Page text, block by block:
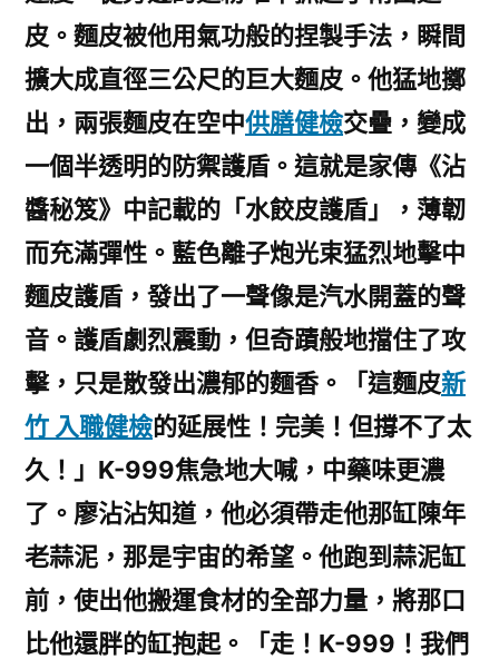
皮。麵皮被他用氣功般的捏製手法，瞬間
擴大成直徑三公尺的巨大麵皮。他猛地擲
出，兩張麵皮在空中供膳健檢交疊，變成
一個半透明的防禦護盾。這就是家傳《沾
醬秘笈》中記載的「水餃皮護盾」，薄韌
而充滿彈性。藍色離子炮光束猛烈地擊中
麵皮護盾，發出了一聲像是汽水開蓋的聲
音。護盾劇烈震動，但奇蹟般地擋住了攻
擊，只是散發出濃郁的麵香。「這麵皮新
竹 入職健檢的延展性！完美！但撐不了太
久！」K-999焦急地大喊，中藥味更濃
了。廖沾沾知道，他必須帶走他那缸陳年
老蒜泥，那是宇宙的希望。他跑到蒜泥缸
前，使出他搬運食材的全部力量，將那口
比他還胖的缸抱起。「走！K-999！我們